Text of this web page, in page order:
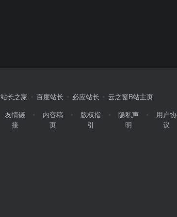
站长之家 百度站长 必应站长
云之窗B站主页
友情链
接
内容稿
页
版权指
引
隐私声
明
用户协
议